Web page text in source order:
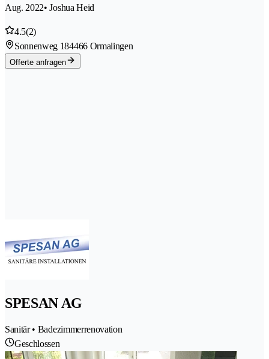
Aug. 2022• Joshua Heid
4.5(2)
Sonnenweg 184466 Ormalingen
Offerte anfragen
SPESAN AG
Sanitär • Badezimmerrenovation
Geschlossen